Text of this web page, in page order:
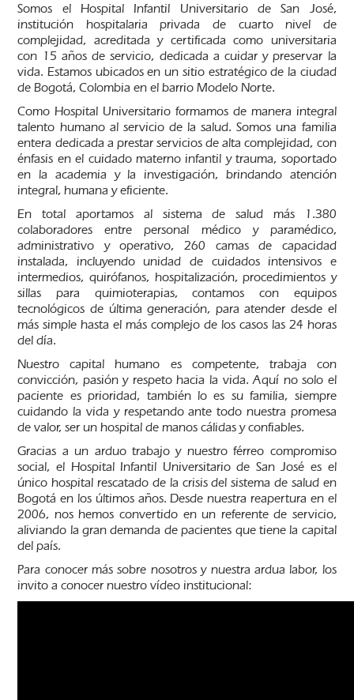
Somos el Hospital Infantil Universitario de San José,
institución hospitalaria privada de cuarto nivel de
complejidad, acreditada y certificada como universitaria
con 15 años de servicio, dedicada a cuidar y preservar la
vida. Estamos ubicados en un sitio estratégico de la ciudad
de Bogotá, Colombia en el barrio Modelo Norte.
Como Hospital Universitario formamos de manera integral
talento humano al servicio de la salud. Somos una familia
entera dedicada a prestar servicios de alta complejidad, con
énfasis en el cuidado materno infantil y trauma, soportado
en la academia y la investigación, brindando atención
integral, humana y eficiente.
En total aportamos al sistema de salud más 1.380
colaboradores entre personal médico y paramédico,
administrativo y operativo, 260 camas de capacidad
instalada, incluyendo unidad de cuidados intensivos e
intermedios, quirófanos, hospitalización, procedimientos y
sillas para quimioterapias, contamos con equipos
tecnológicos de última generación, para atender desde el
más simple hasta el más complejo de los casos las 24 horas
del día.
Nuestro capital humano es competente, trabaja con
convicción, pasión y respeto hacia la vida. Aquí no solo el
paciente es prioridad, también lo es su familia, siempre
cuidando la vida y respetando ante todo nuestra promesa
de valor, ser un hospital de manos cálidas y confiables.
Gracias a un arduo trabajo y nuestro férreo compromiso
social, el Hospital Infantil Universitario de San José es el
único hospital rescatado de la crisis del sistema de salud en
Bogotá en los últimos años. Desde nuestra reapertura en el
2006, nos hemos convertido en un referente de servicio,
aliviando la gran demanda de pacientes que tiene la capital
del país.
Para conocer más sobre nosotros y nuestra ardua labor, los
invito a conocer nuestro vídeo institucional: